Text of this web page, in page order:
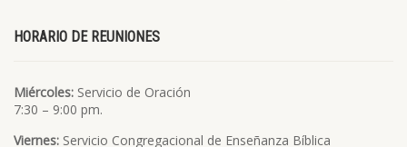
HORARIO DE REUNIONES
Miércoles: Servicio de Oración
7:30 – 9:00 pm.
Viernes: Servicio Congregacional de Enseñanza Bíblica